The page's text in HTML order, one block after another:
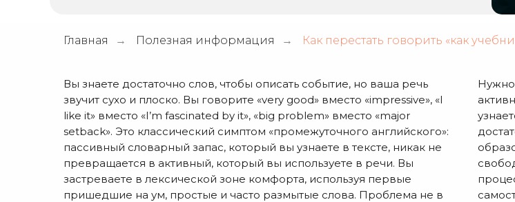
Главная → Полезная информация → Как перестать говорить «как
Вы знаете достаточно слов, чтобы описать событие, но ваша речь
звучит сухо и плоско. Вы говорите «very good» вместо «impressive», «I
like it» вместо «I’m fascinated by it», «big problem» вместо «major
setback». Это классический симптом «промежуточного английского»:
пассивный словарный запас, который вы узнаете в тексте, никак не
превращается в активный, который вы используете в речи. Вы
застреваете в лексической зоне комфорта, используя первые
пришедшие на ум, простые и часто размытые слова. Проблема не в
Нужно